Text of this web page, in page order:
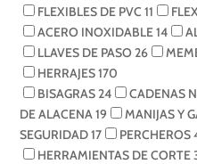
FLEXIBLES DE PVC 11
ACERO INOXIDABLE14
LLAVES DE PASO 26
HERRAJES170
BISAGRAS24 CADENAS
DE ALACENA19 MANIJAS Y
SEGURIDAD17 PERCHEROS
HERRAMIENTAS DE CORTE